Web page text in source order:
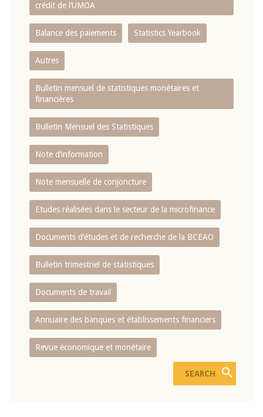
crédit de l‘UMOA
Balance des paiements Statistics Yearbook
Autres
Bulletin mensuel de statistiques monétaires et
financières
Bulletin Mensuel des Statistiques
Note d’information
Note mensuelle de conjoncture
Etudes réalisées dans le secteur de la microfinance
Documents d’études et de recherche de la BCEAO
Bulletin trimestriel de statistiques
Documents de travail
Annuaire des banques et établissements financiers
Revue économique et monétaire